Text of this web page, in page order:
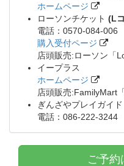
ホームページ
ローソンチケット (L
電話：0570-084-006
購入受付ページ
店頭販売:ローソン「
イープラス
ホームページ
店頭販売:FamilyMart
ぎんざやプレイガイド
電話：086-222-3244
ご予